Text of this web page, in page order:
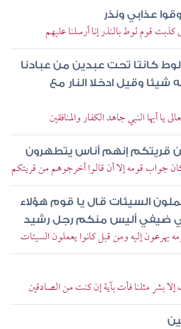
عذابي ونذر
كذبت قوم لوط بالنذر إنا أرسلنا عليهم
لوط كانتا تحت عبدين من عبادنا
وقيل ادخلا النار مع
أيها النبي جاهد الكفار والمنافقين
قريتكم إنهم أناس يتطهرون
جواب قومه إلا أن قالوا أخرجوهم من قريتكم
السيئات قال يا قوم هؤلاء
في ضيفي أليس منكم رجل رشيد
يهرعون إليه ومن قبل كانوا يعملون السيئات
بشر مثلنا فأت بآية إن كنت من الصادقين